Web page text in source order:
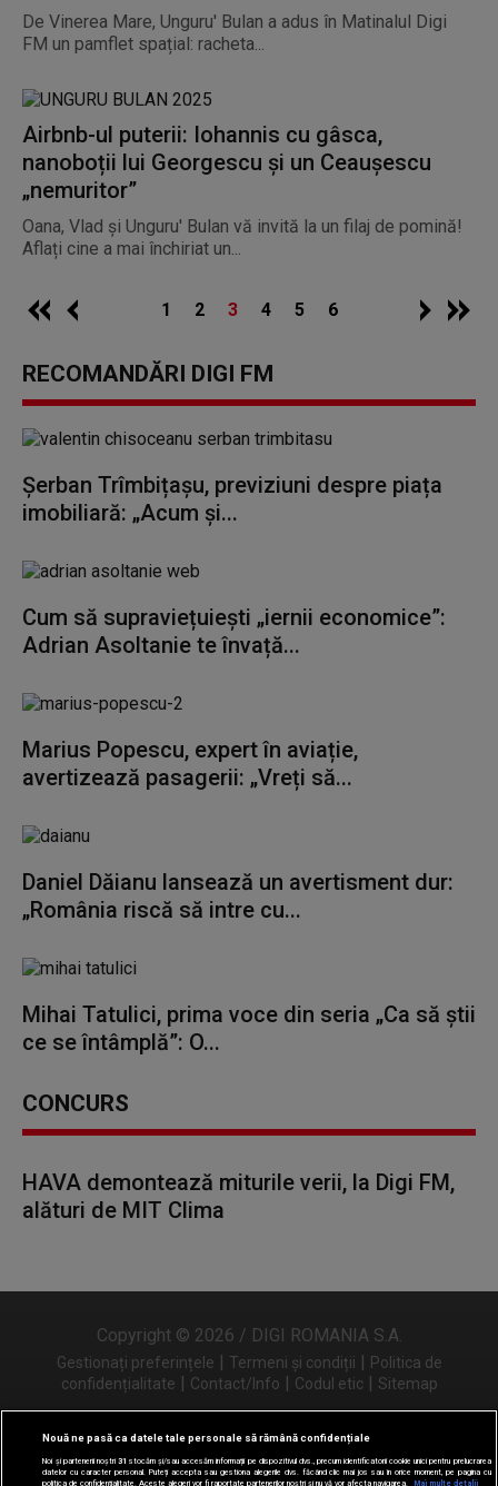
De Vinerea Mare, Unguru' Bulan a adus în Matinalul Digi
FM un pamflet spațial: racheta...
Airbnb-ul puterii: Iohannis cu gâsca,
nanoboții lui Georgescu și un Ceaușescu
„nemuritor”
Oana, Vlad și Unguru' Bulan vă invită la un filaj de pomină!
Aflați cine a mai închiriat un...
1 2 3 4 5 6
RECOMANDĂRI DIGI FM
Șerban Trîmbițașu, previziuni despre piața
imobiliară: „Acum și...
Cum să supraviețuiești „iernii economice”:
Adrian Asoltanie te învață...
Marius Popescu, expert în aviație,
avertizează pasagerii: „Vreți să...
Daniel Dăianu lansează un avertisment dur:
„România riscă să intre cu...
Mihai Tatulici, prima voce din seria „Ca să știi
ce se întâmplă”: O...
CONCURS
HAVA demontează miturile verii, la Digi FM,
alături de MIT Clima
Copyright © 2026 / DIGI ROMANIA S.A.
Gestionați preferințele | Termeni și condiții | Politica de
confidențialitate | Contact/Info | Codul etic | Sitemap
Urmărește-ne și pe
Nouă ne pasă ca datele tale personale să rămână confidențiale
Noi și partenerii noștri31 stocăm și/sau accesăm informații pe dispozitivul dvs., precum identificatorii cookie unici pentru prelucrarea
datelor cu caracter personal. Puteți accepta sau gestiona alegerile dvs. făcând clic mai jos sau în orice moment, pe pagina cu
politica de confidențialitate. Aceste alegeri vor fi raportate partenerilor noștri și nu vă vor afecta navigarea.
Mai multe detalii